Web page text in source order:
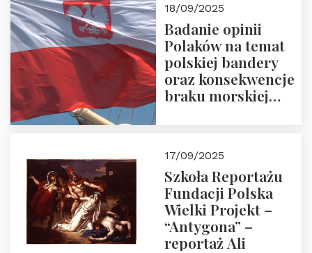
18/09/2025
Badanie opinii
Polaków na temat
polskiej bandery
oraz konsekwencje
braku morskiej
17/09/2025
Szkoła Reportażu
Fundacji Polska
Wielki Projekt –
“Antygona” –
reportaż Ali